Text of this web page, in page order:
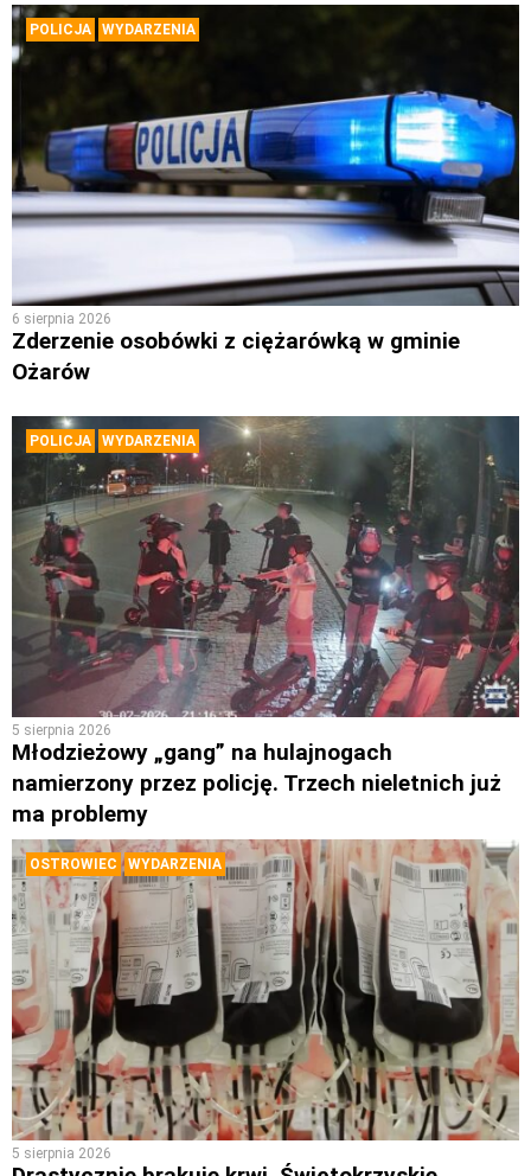
POLICJA WYDARZENIA
6 sierpnia 2026
Zderzenie osobówki z ciężarówką w gminie
Ożarów
POLICJA WYDARZENIA
5 sierpnia 2026
Młodzieżowy „gang” na hulajnogach
namierzony przez policję. Trzech nieletnich już
ma problemy
OSTROWIEC WYDARZENIA
5 sierpnia 2026